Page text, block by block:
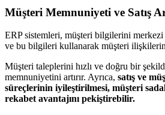
Müşteri Memnuniyeti ve Satış
ERP sistemleri, müşteri bilgilerini
ve bu bilgileri kullanarak müşteri
Müşteri taleplerini hızlı ve doğru bir
memnuniyetini artırır. Ayrıca, satış ve
süreçlerinin iyileştirilmesi, müşteri
rekabet avantajını pekiştirebilir.